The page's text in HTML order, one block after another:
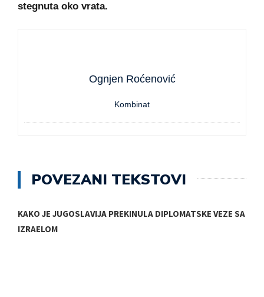
stegnuta oko vrata.
Ognjen Roćenović
Kombinat
POVEZANI TEKSTOVI
KAKO JE JUGOSLAVIJA PREKINULA DIPLOMATSKE VEZE SA
IZRAELOM